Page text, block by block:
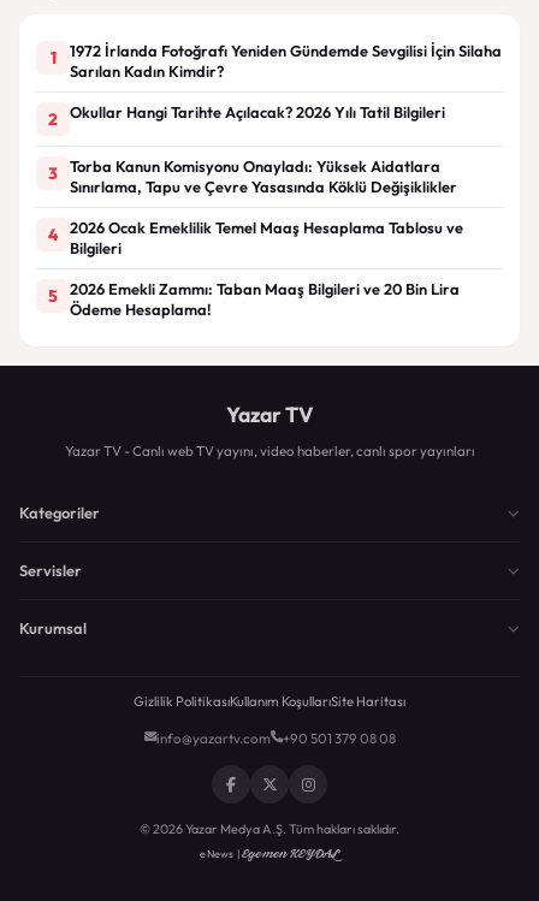
1
1972 İrlanda Fotoğrafı Yeniden Gündemde Sevgilisi İçin Silaha
Sarılan Kadın Kimdir?
2 Okullar Hangi Tarihte Açılacak? 2026 Yılı Tatil Bilgileri
3
Torba Kanun Komisyonu Onayladı: Yüksek Aidatlara
Sınırlama, Tapu ve Çevre Yasasında Köklü Değişiklikler
4
2026 Ocak Emeklilik Temel Maaş Hesaplama Tablosu ve
Bilgileri
5
2026 Emekli Zammı: Taban Maaş Bilgileri ve 20 Bin Lira
Ödeme Hesaplama!
Yazar TV
Yazar TV - Canlı web TV yayını, video haberler, canlı spor yayınları
Kategoriler
Servisler
Kurumsal
Gizlilik PolitikasıKullanım KoşullarıSite Haritası
info@yazartv.com +90 501 379 08 08
© 2026 Yazar Medya A.Ş. Tüm hakları saklıdır.
eNews |Egemen KEYDAL